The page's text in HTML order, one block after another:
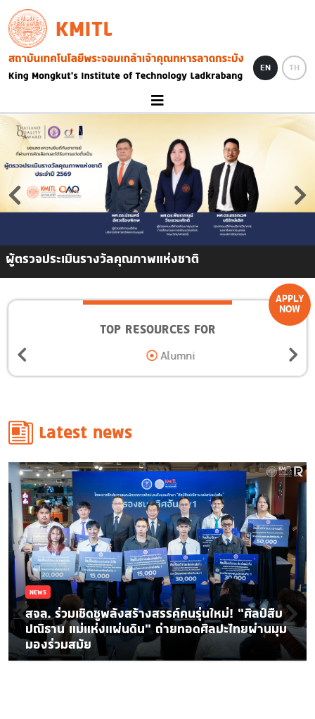
Skip to main content
KMITL
Image
EN TH
ผู้ตรวจประเมินรางวัลคุณภาพแห่งชาติ
APPLY
NOW
TOP RESOURCES FOR
Alumni
Latest news
NEWS
สจล. ร่วมเชิดชูพลังสร้างสรรค์คนรุ่นใหม่! “ศิลป์สืบ
ปณิธาน แม่แห่งแผ่นดิน” ถ่ายทอดศิลปะไทยผ่านมุม
มองร่วมสมัย